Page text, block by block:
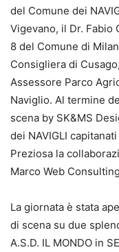
del Comune dei
Vigevano, il Dr. Fabio
8 del Comune di
Consigliera di
Assessore Parco
Naviglio. Al termine
scena by SK&MS
dei NAVIGLI
Preziosa la
Marco Web
La giornata è stata
di scena su due
A.S.D. IL MONDO in